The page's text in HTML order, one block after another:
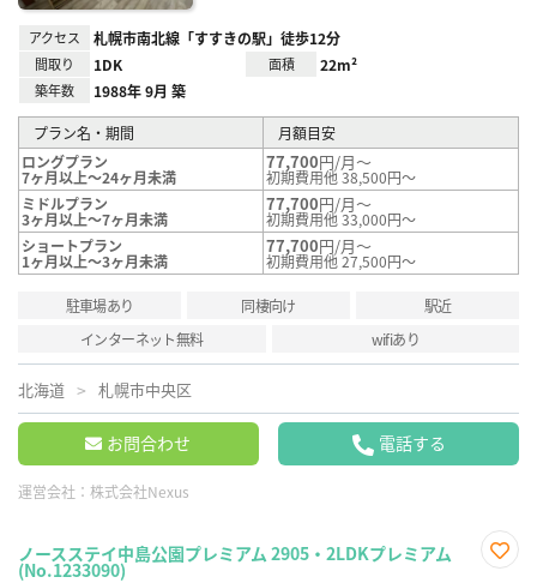
アクセス 札幌市南北線「すすきの駅」徒歩12分
間取り 1DK 面積 22m²
築年数 1988年 9月 築
プラン名・期間
月額目安
ロングプラン
7ヶ月以上～24ヶ月未満
77,700円/月～
初期費用他 38,500円～
ミドルプラン
3ヶ月以上～7ヶ月未満
77,700円/月～
初期費用他 33,000円～
ショートプラン
1ヶ月以上～3ヶ月未満
77,700円/月～
初期費用他 27,500円～
駐車場あり 同棲向け
駅近
インターネット無料
wifiあり
北海道 札幌市中央区
お問合わせ 電話する
運営会社： 株式会社Nexus
ノースステイ中島公園プレミアム 2905・2LDKプレミアム
(No.1233090)